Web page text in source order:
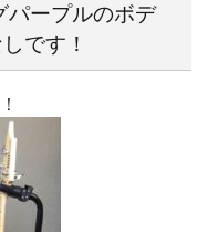
パープルのボデ
です！